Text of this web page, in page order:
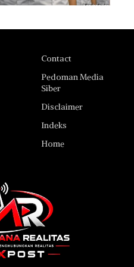
Contact
Pedoman Media
Siber
Disclaimer
Indeks
Home